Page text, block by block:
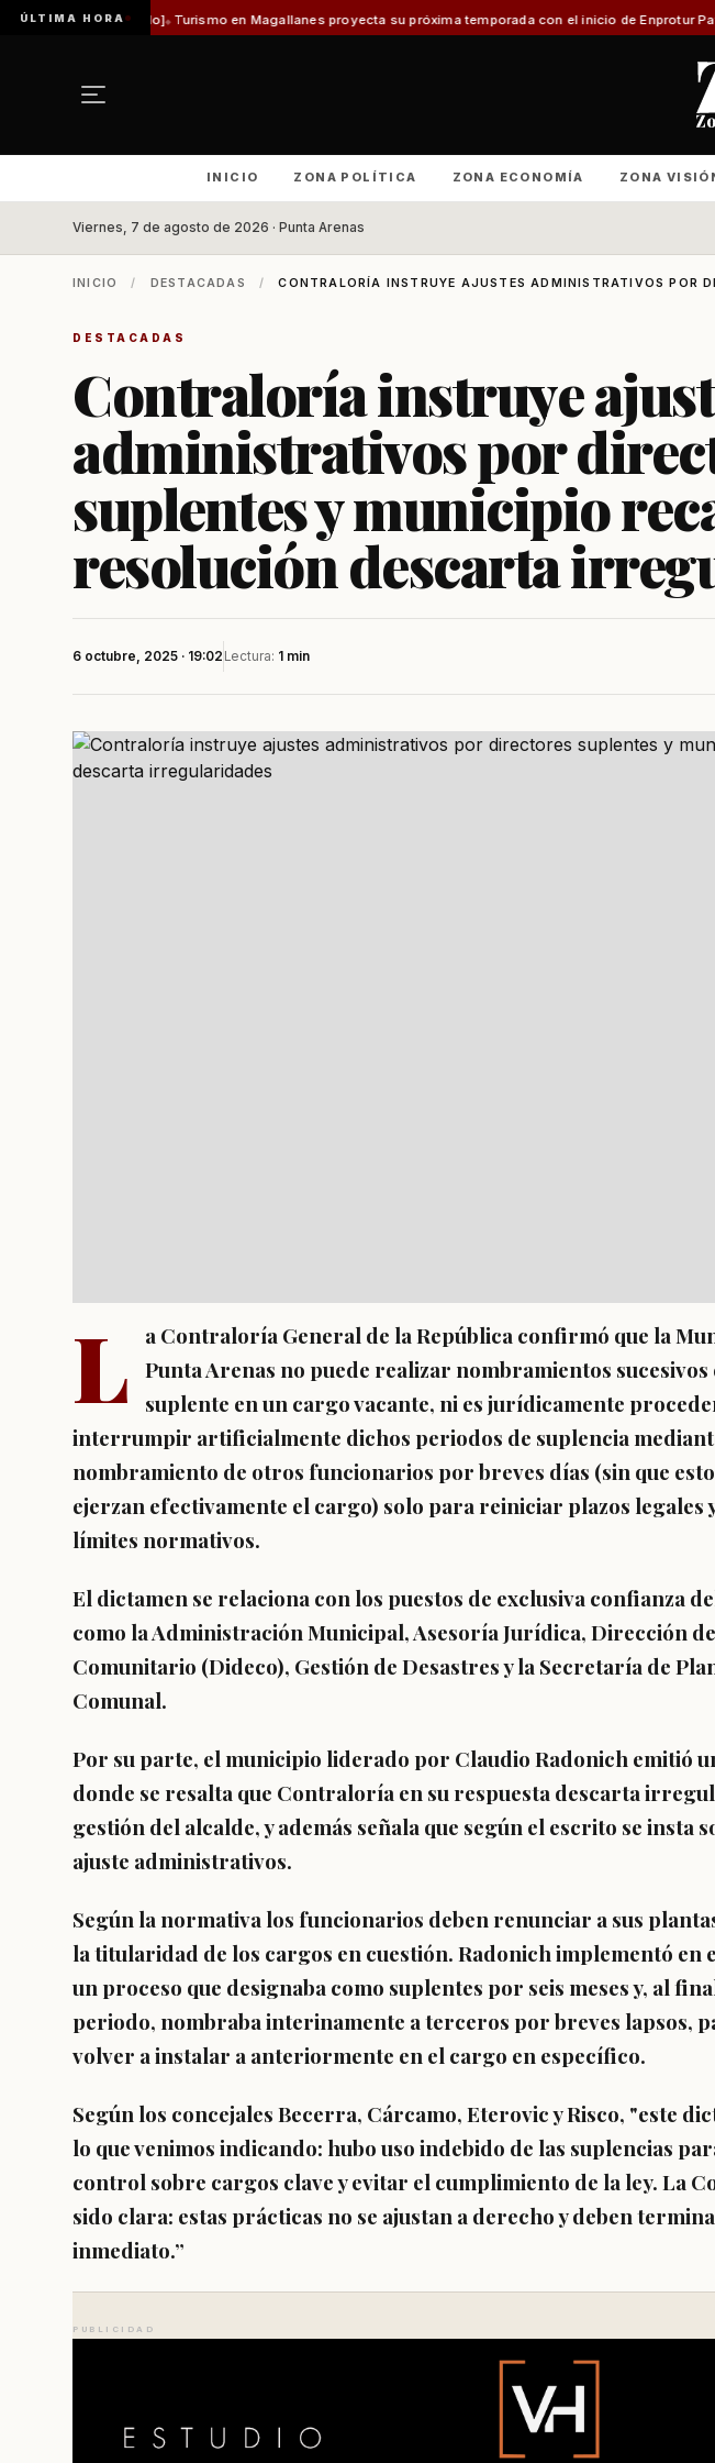
ÚLTIMA HORA
Vladilo] Turismo en Magallanes proyecta su próxima temporada con el inicio de Enprotur Patagonia 2026
INICIO ZONA POLÍTICA ZONA ECONOMÍA ZONA
Viernes, 7 de agosto de 2026 · Punta Arenas
INICIO / DESTACADAS / CONTRALORÍA INSTRUYE AJUSTES ADMINISTRATIVOS POR
DESTACADAS
Contraloría instruye
administrativos por
suplentes y municipio
resolución descarta
6 octubre, 2025 · 19:02 Lectura: 1 min
L
a Contraloría General de la República confirmó que la
Punta Arenas no puede realizar nombramientos sucesivos
suplente en un cargo vacante, ni es jurídicamente
interrumpir artificialmente dichos periodos de suplencia
nombramiento de otros funcionarios por breves días (sin que
ejerzan efectivamente el cargo) solo para reiniciar plazos legales
límites normativos.
El dictamen se relaciona con los puestos de exclusiva confianza
como la Administración Municipal, Asesoría Jurídica, Dirección
Comunitario (Dideco), Gestión de Desastres y la Secretaría de
Comunal.
Por su parte, el municipio liderado por Claudio Radonich emitió
donde se resalta que Contraloría en su respuesta descarta
gestión del alcalde, y además señala que según el escrito se insta
ajuste administrativos.
Según la normativa los funcionarios deben renunciar a sus
la titularidad de los cargos en cuestión. Radonich implementó en
un proceso que designaba como suplentes por seis meses y, al
periodo, nombraba interinamente a terceros por breves lapsos,
volver a instalar a anteriormente en el cargo en específico.
Según los concejales Becerra, Cárcamo, Eterovic y Risco, "este
lo que venimos indicando: hubo uso indebido de las suplencias
control sobre cargos clave y evitar el cumplimiento de la ley. La
sido clara: estas prácticas no se ajustan a derecho y deben
inmediato.”
PUBLICIDAD